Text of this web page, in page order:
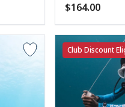
$164.00
Club Discount